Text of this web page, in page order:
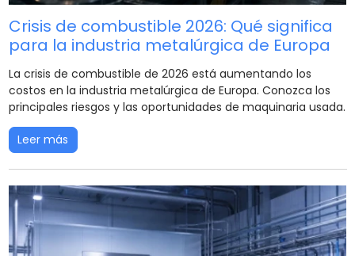
Crisis de combustible 2026: Qué significa
para la industria metalúrgica de Europa
La crisis de combustible de 2026 está aumentando los
costos en la industria metalúrgica de Europa. Conozca los
principales riesgos y las oportunidades de maquinaria usada.
Leer más